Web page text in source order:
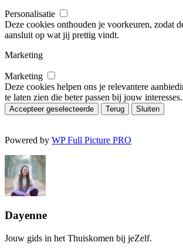
Personalisatie
Deze cookies onthouden je voorkeuren, zodat
aansluit op wat jij prettig vindt.
Marketing
Marketing
Deze cookies helpen ons je relevantere
te laten zien die beter passen bij jouw interesses.
Accepteer geselecteerde Terug Sluiten
Powered by WP Full Picture PRO
Dayenne
Jouw gids in het Thuiskomen bij jeZelf.